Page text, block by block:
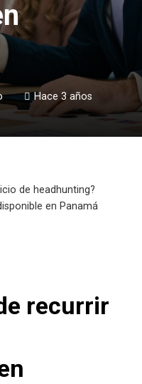
Hace 3 años
de headhunting?
en Panamá
recurrir